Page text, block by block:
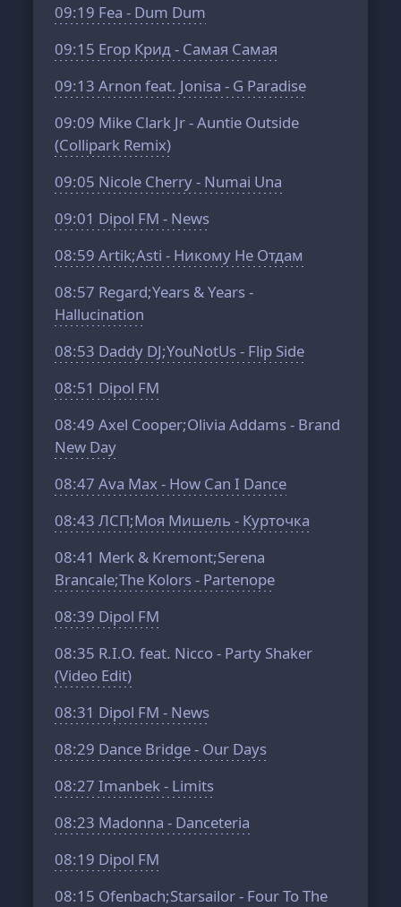
09:19 Fea - Dum Dum
09:15 Егор Крид - Самая Самая
09:13 Arnon feat. Jonisa - G Paradise
09:09 Mike Clark Jr - Auntie Outside
(Collipark Remix)
09:05 Nicole Cherry - Numai Una
09:01 Dipol FM - News
08:59 Artik;Asti - Никому Не Отдам
08:57 Regard;Years & Years -
Hallucination
08:53 Daddy DJ;YouNotUs - Flip Side
08:51 Dipol FM
08:49 Axel Cooper;Olivia Addams - Brand
New Day
08:47 Ava Max - How Can I Dance
08:43 ЛСП;Моя Мишель - Курточка
08:41 Merk & Kremont;Serena
Brancale;The Kolors - Partenope
08:39 Dipol FM
08:35 R.I.O. feat. Nicco - Party Shaker
(Video Edit)
08:31 Dipol FM - News
08:29 Dance Bridge - Our Days
08:27 Imanbek - Limits
08:23 Madonna - Danceteria
08:19 Dipol FM
08:15 Ofenbach;Starsailor - Four To The